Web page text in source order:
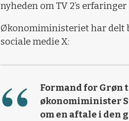
nyheden om TV 2’s
Økonomiministeriet har delt
sociale medie X:
Formand for Grøn
økonomiminister
om en aftale i den